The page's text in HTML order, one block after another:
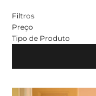
Filtros
Preço
Tipo de Produto